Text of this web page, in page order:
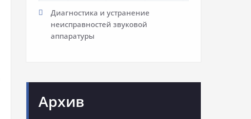
Диагностика и устранение
неисправностей звуковой
аппаратуры
Архив